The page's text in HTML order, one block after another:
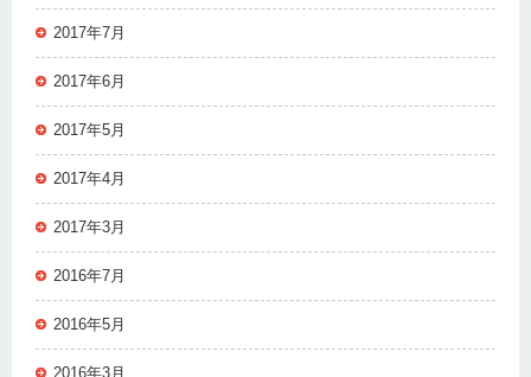
2017年7月
2017年6月
2017年5月
2017年4月
2017年3月
2016年7月
2016年5月
2016年3月